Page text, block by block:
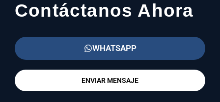
Contáctanos Ahora
WHATSAPP
ENVIAR MENSAJE